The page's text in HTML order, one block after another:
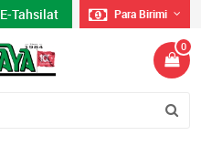
E-Tahsilat Para Birimi
0